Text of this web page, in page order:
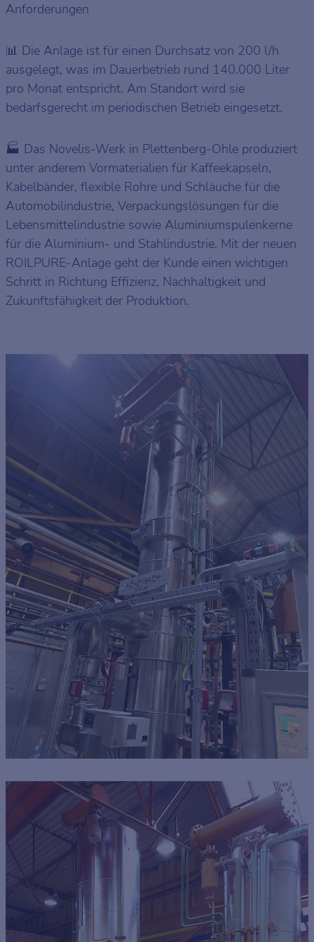
Anforderungen
📊 Die Anlage ist für einen Durchsatz von 200 l/h
ausgelegt, was im Dauerbetrieb rund 140.000 Liter
pro Monat entspricht. Am Standort wird sie
bedarfsgerecht im periodischen Betrieb eingesetzt.
🏭 Das Novelis-Werk in Plettenberg-Ohle produziert
unter anderem Vormaterialien für Kaffeekapseln,
Kabelbänder, flexible Rohre und Schläuche für die
Automobilindustrie, Verpackungslösungen für die
Lebensmittelindustrie sowie Aluminiumspulenkerne
für die Aluminium- und Stahlindustrie. Mit der neuen
ROILPURE-Anlage geht der Kunde einen wichtigen
Schritt in Richtung Effizienz, Nachhaltigkeit und
Zukunftsfähigkeit der Produktion.